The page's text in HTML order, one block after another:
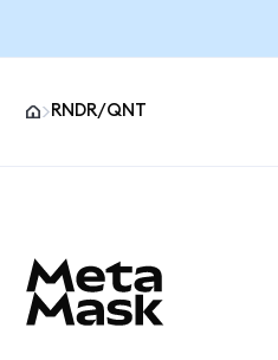
RNDR/QNT